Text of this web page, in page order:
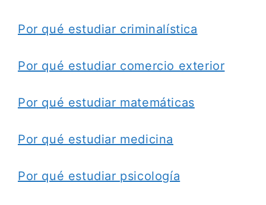
Por qué estudiar criminalística
Por qué estudiar comercio exterior
Por qué estudiar matemáticas
Por qué estudiar medicina
Por qué estudiar psicología